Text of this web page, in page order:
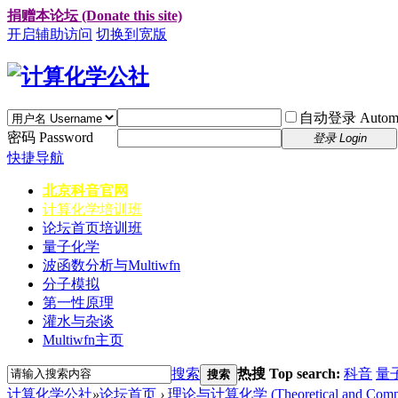
捐赠本论坛 (Donate this site)
开启辅助访问 切换到宽版
自动登录
密码 Password
登录 Login
快捷导航
北京科音官网
计算化学培训班
论坛首页培训班
量子化学
波函数分析与Multiwfn
分子模拟
第一性原理
灌水与杂谈
Multiwfn主页
搜索 搜索 热搜 Top search: 科音 量
计算化学公社»论坛首页 › 理论与计算化学 (Theoretical and